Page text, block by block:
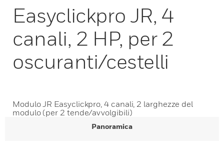
Easyclickpro JR, 4
canali, 2 HP, per 2
oscuranti/cestelli
Modulo JR Easyclickpro, 4 canali, 2 larghezze del
modulo (per 2 tende/avvolgibili)
Panoramica